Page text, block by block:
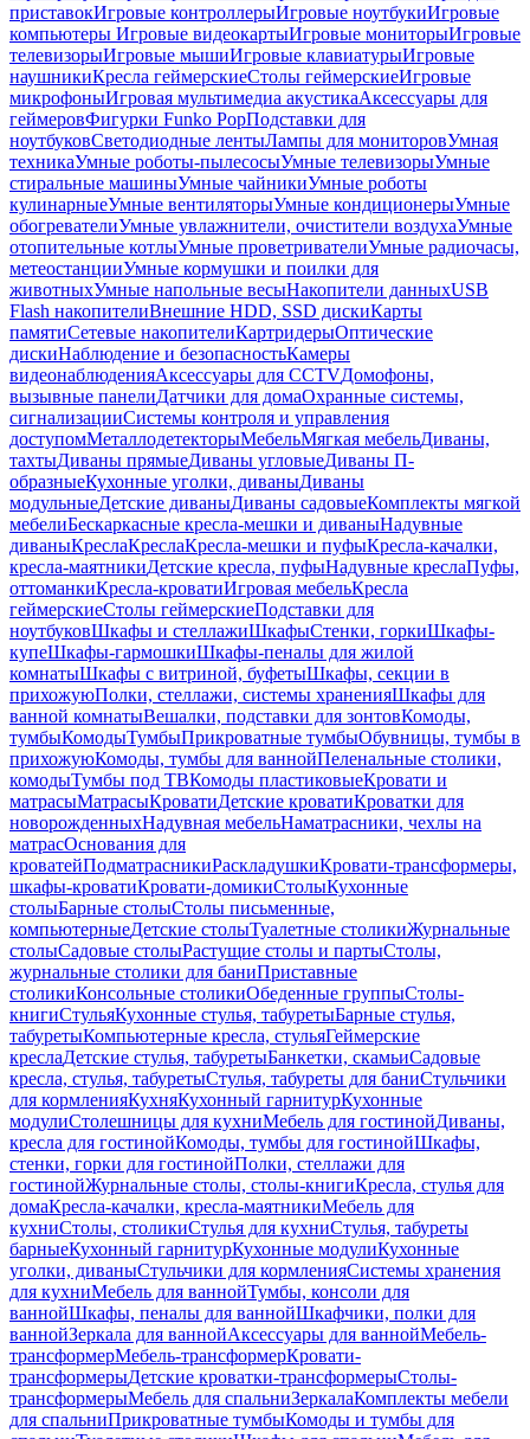
приставокИгровые контроллерыИгровые ноутбукиИгровые
компьютеры Игровые видеокартыИгровые мониторыИгровые
телевизорыИгровые мышиИгровые клавиатурыИгровые
наушникиКресла геймерскиеСтолы геймерскиеИгровые
микрофоныИгровая мультимедиа акустикаАксессуары для
геймеровФигурки Funko PopПодставки для
ноутбуковСветодиодные лентыЛампы для мониторовУмная
техникаУмные роботы-пылесосыУмные телевизорыУмные
стиральные машиныУмные чайникиУмные роботы
кулинарныеУмные вентиляторыУмные кондиционерыУмные
обогревателиУмные увлажнители, очистители воздухаУмные
отопительные котлыУмные проветривателиУмные радиочасы,
метеостанцииУмные кормушки и поилки для
животныхУмные напольные весыНакопители данныхUSB
Flash накопителиВнешние HDD, SSD дискиКарты
памятиСетевые накопителиКартридерыОптические
дискиНаблюдение и безопасностьКамеры
видеонаблюденияАксессуары для CCTVДомофоны,
вызывные панелиДатчики для домаОхранные системы,
сигнализацииСистемы контроля и управления
доступомМеталлодетекторыМебельМягкая мебельДиваны,
тахтыДиваны прямыеДиваны угловыеДиваны П-
образныеКухонные уголки, диваныДиваны
модульныеДетские диваныДиваны садовыеКомплекты мягкой
мебелиБескаркасные кресла-мешки и диваныНадувные
диваныКреслаКреслаКресла-мешки и пуфыКресла-качалки,
кресла-маятникиДетские кресла, пуфыНадувные креслаПуфы,
оттоманкиКресла-кроватиИгровая мебельКресла
геймерскиеСтолы геймерскиеПодставки для
ноутбуковШкафы и стеллажиШкафыСтенки, горкиШкафы-
купеШкафы-гармошкиШкафы-пеналы для жилой
комнатыШкафы с витриной, буфетыШкафы, секции в
прихожуюПолки, стеллажи, системы храненияШкафы для
ванной комнатыВешалки, подставки для зонтовКомоды,
тумбыКомодыТумбыПрикроватные тумбыОбувницы, тумбы в
прихожуюКомоды, тумбы для ваннойПеленальные столики,
комодыТумбы под ТВКомоды пластиковыеКровати и
матрасыМатрасыКроватиДетские кроватиКроватки для
новорожденныхНадувная мебельНаматрасники, чехлы на
матрасОснования для
кроватейПодматрасникиРаскладушкиКровати-трансформеры,
шкафы-кроватиКровати-домикиСтолыКухонные
столыБарные столыСтолы письменные,
компьютерныеДетские столыТуалетные столикиЖурнальные
столыСадовые столыРастущие столы и партыСтолы,
журнальные столики для баниПриставные
столикиКонсольные столикиОбеденные группыСтолы-
книгиСтульяКухонные стулья, табуретыБарные стулья,
табуретыКомпьютерные кресла, стульяГеймерские
креслаДетские стулья, табуретыБанкетки, скамьиСадовые
кресла, стулья, табуретыСтулья, табуреты для баниСтульчики
для кормленияКухняКухонный гарнитурКухонные
модулиСтолешницы для кухниМебель для гостинойДиваны,
кресла для гостинойКомоды, тумбы для гостинойШкафы,
стенки, горки для гостинойПолки, стеллажи для
гостинойЖурнальные столы, столы-книгиКресла, стулья для
домаКресла-качалки, кресла-маятникиМебель для
кухниСтолы, столикиСтулья для кухниСтулья, табуреты
барныеКухонный гарнитурКухонные модулиКухонные
уголки, диваныСтульчики для кормленияСистемы хранения
для кухниМебель для ваннойТумбы, консоли для
ваннойШкафы, пеналы для ваннойШкафчики, полки для
ваннойЗеркала для ваннойАксессуары для ваннойМебель-
трансформерМебель-трансформерКровати-
трансформерыДетские кроватки-трансформерыСтолы-
трансформерыМебель для спальниЗеркалаКомплекты мебели
для спальниПрикроватные тумбыКомоды и тумбы для